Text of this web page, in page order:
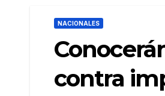
NACIONALES
contra